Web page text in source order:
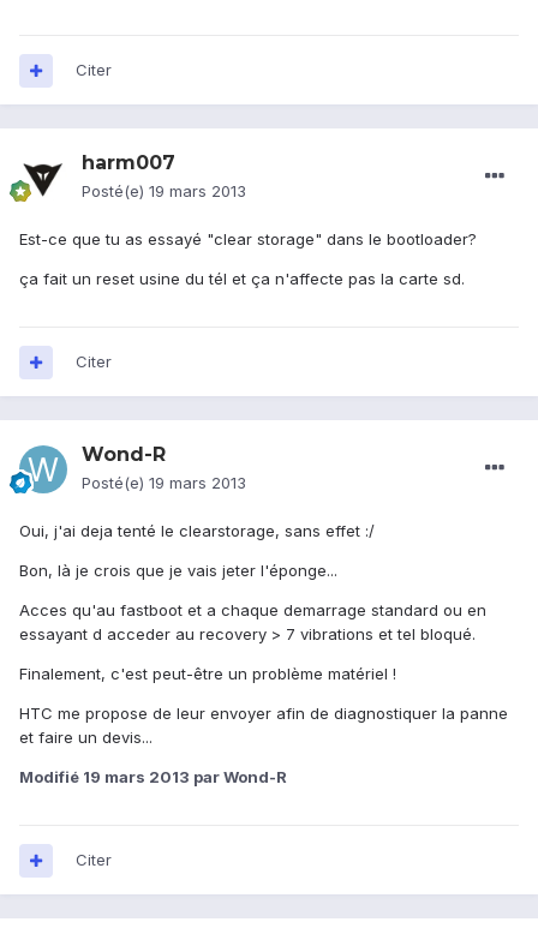
Citer
harm007
Posté(e) 19 mars 2013
Est-ce que tu as essayé "clear storage" dans le bootloader?
ça fait un reset usine du tél et ça n'affecte pas la carte sd.
Citer
Wond-R
Posté(e) 19 mars 2013
Oui, j'ai deja tenté le clearstorage, sans effet :/
Bon, là je crois que je vais jeter l'éponge...
Acces qu'au fastboot et a chaque demarrage standard ou en
essayant d acceder au recovery > 7 vibrations et tel bloqué.
Finalement, c'est peut-être un problème matériel !
HTC me propose de leur envoyer afin de diagnostiquer la panne
et faire un devis...
Modifié 19 mars 2013 par Wond-R
Citer